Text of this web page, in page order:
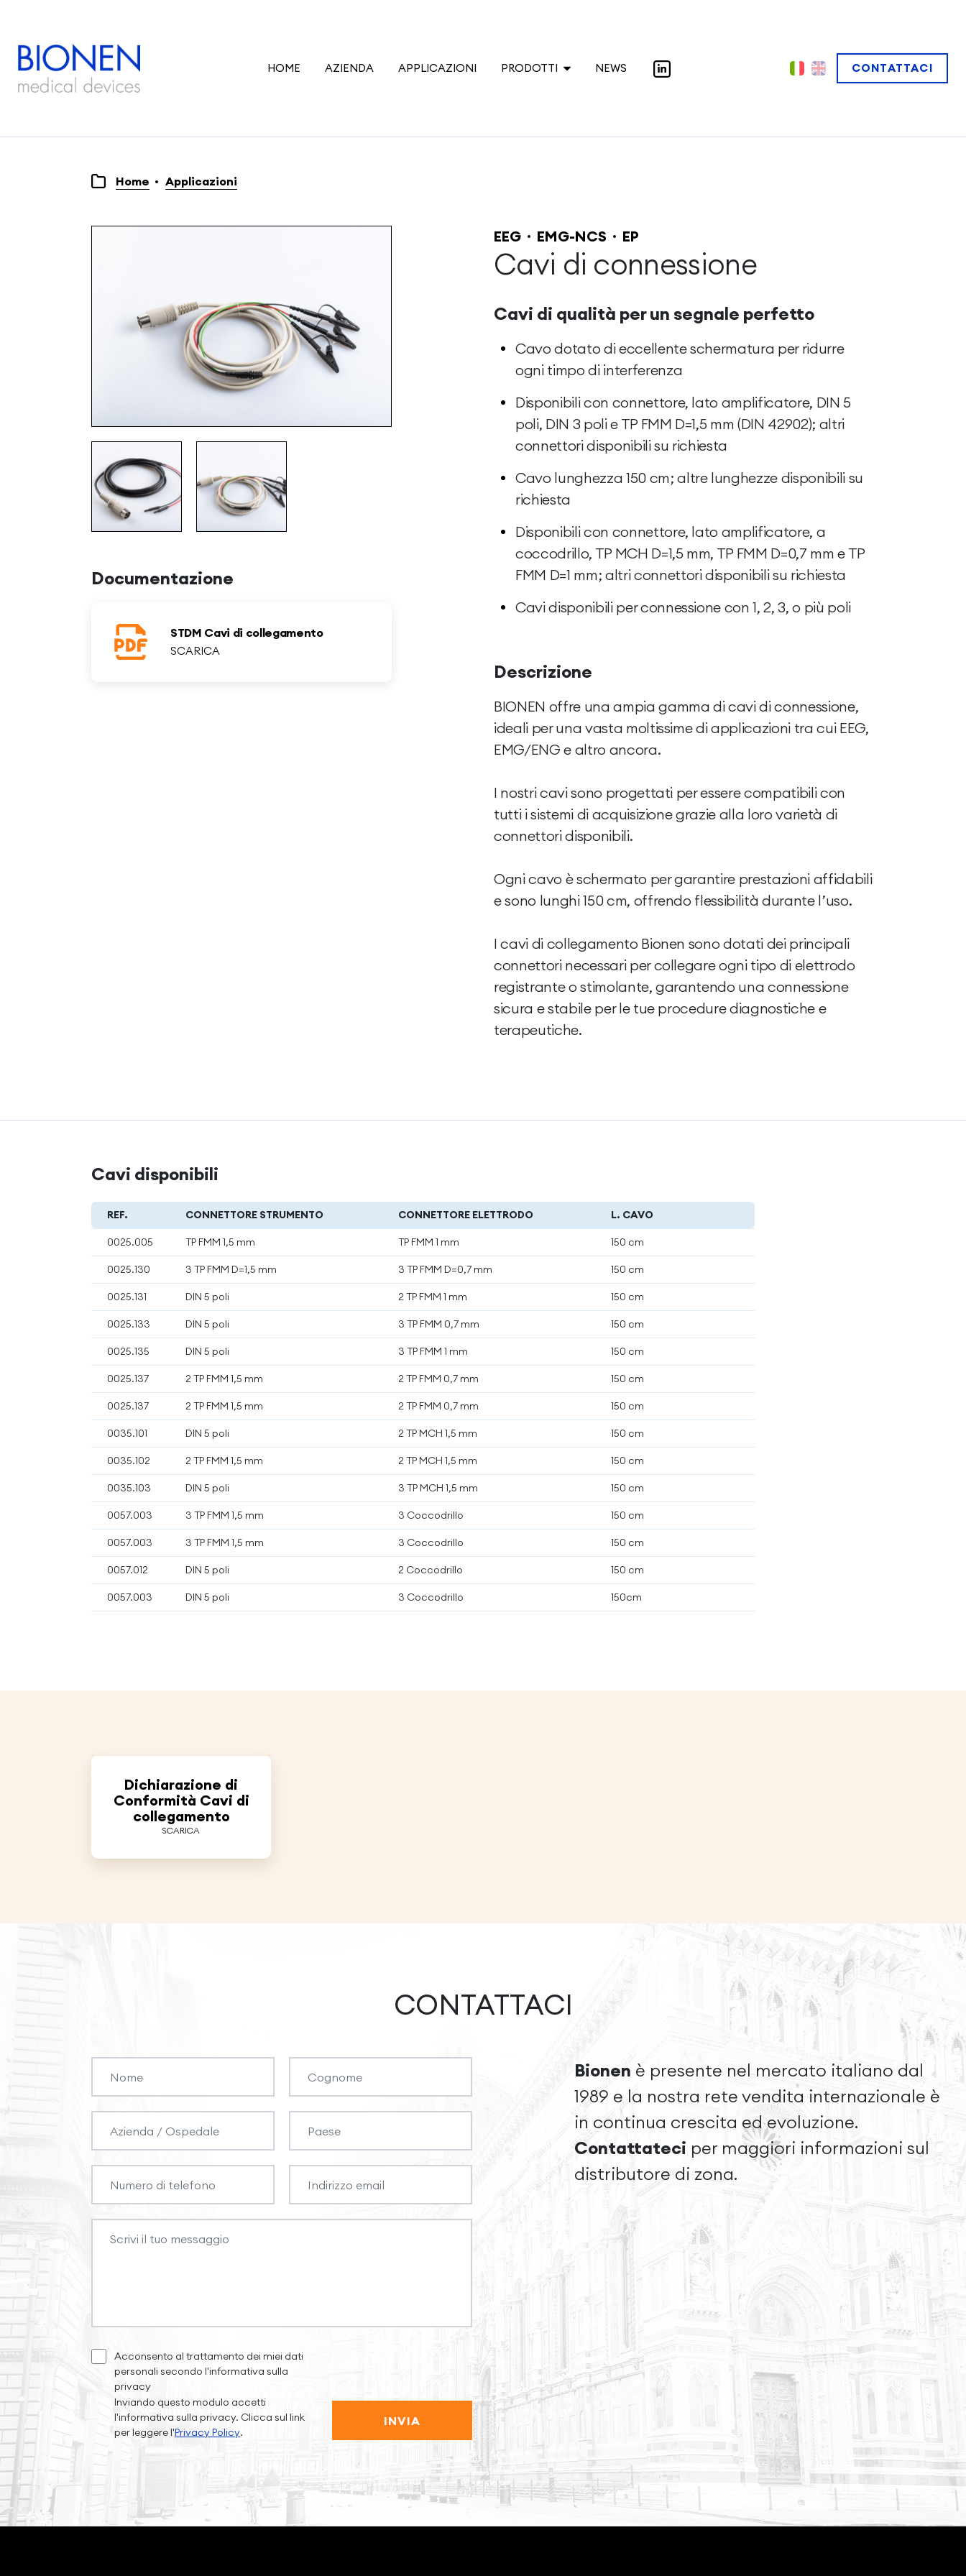
HOME AZIENDA APPLICAZIONI PRODOTTI NEWS CONTATTACI
Home Applicazioni
EEG EMG-NCS EP
Cavi di connessione
Cavi di qualità per un segnale perfetto
Cavo dotato di eccellente schermatura per ridurre
ogni timpo di interferenza
Disponibili con connettore, lato amplificatore, DIN 5
poli, DIN 3 poli e TP FMM D=1,5 mm (DIN 42902); altri
connettori disponibili su richiesta
Cavo lunghezza 150 cm; altre lunghezze disponibili su
richiesta
Disponibili con connettore, lato amplificatore, a
coccodrillo, TP MCH D=1,5 mm, TP FMM D=0,7 mm e TP
FMM D=1 mm; altri connettori disponibili su richiesta
Cavi disponibili per connessione con 1, 2, 3, o più poli
Descrizione
BIONEN offre una ampia gamma di cavi di connessione,
ideali per una vasta moltissime di applicazioni tra cui EEG,
EMG/ENG e altro ancora.
I nostri cavi sono progettati per essere compatibili con
tutti i sistemi di acquisizione grazie alla loro varietà di
connettori disponibili.
Ogni cavo è schermato per garantire prestazioni affidabili
e sono lunghi 150 cm, offrendo flessibilità durante l’uso.
I cavi di collegamento Bionen sono dotati dei principali
connettori necessari per collegare ogni tipo di elettrodo
registrante o stimolante, garantendo una connessione
sicura e stabile per le tue procedure diagnostiche e
terapeutiche.
Documentazione
STDM Cavi di collegamento
SCARICA
Cavi disponibili
REF. CONNETTORE STRUMENTO CONNETTORE ELETTRODO L. CAVO
0025.005 TP FMM 1,5 mm TP FMM 1 mm 150 cm
0025.130 3 TP FMM D=1,5 mm 3 TP FMM D=0,7 mm 150 cm
0025.131 DIN 5 poli 2 TP FMM 1 mm 150 cm
0025.133 DIN 5 poli 3 TP FMM 0,7 mm 150 cm
0025.135 DIN 5 poli 3 TP FMM 1 mm 150 cm
0025.137 2 TP FMM 1,5 mm 2 TP FMM 0,7 mm 150 cm
0025.137 2 TP FMM 1,5 mm 2 TP FMM 0,7 mm 150 cm
0035.101 DIN 5 poli 2 TP MCH 1,5 mm 150 cm
0035.102 2 TP FMM 1,5 mm 2 TP MCH 1,5 mm 150 cm
0035.103 DIN 5 poli 3 TP MCH 1,5 mm 150 cm
0057.003 3 TP FMM 1,5 mm 3 Coccodrillo 150 cm
0057.003 3 TP FMM 1,5 mm 3 Coccodrillo 150 cm
0057.012 DIN 5 poli 2 Coccodrillo 150 cm
0057.003 DIN 5 poli 3 Coccodrillo 150cm
Dichiarazione di
Conformità Cavi di
collegamento
SCARICA
CONTATTACI
Bionen è presente nel mercato italiano dal
1989 e la nostra rete vendita internazionale è
in continua crescita ed evoluzione.
Contattateci per maggiori informazioni sul
distributore di zona.
Acconsento al trattamento dei miei dati
personali secondo l'informativa sulla
privacy
Inviando questo modulo accetti
l'informativa sulla privacy. Clicca sul link
per leggere l'Privacy Policy.
INVIA